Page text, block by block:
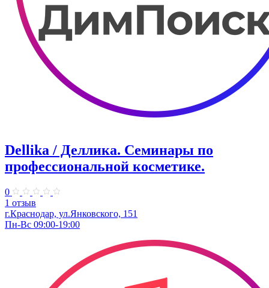
Dellika / Деллика. Семинары по
профессиональной косметике.
0
1 отзыв
г.Краснодар, ул.Янковского, 151
Пн-Вс 09:00-19:00